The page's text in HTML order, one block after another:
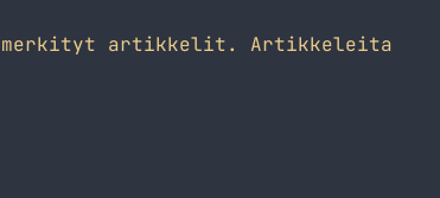
merkityt artikkelit. Artikkeleita